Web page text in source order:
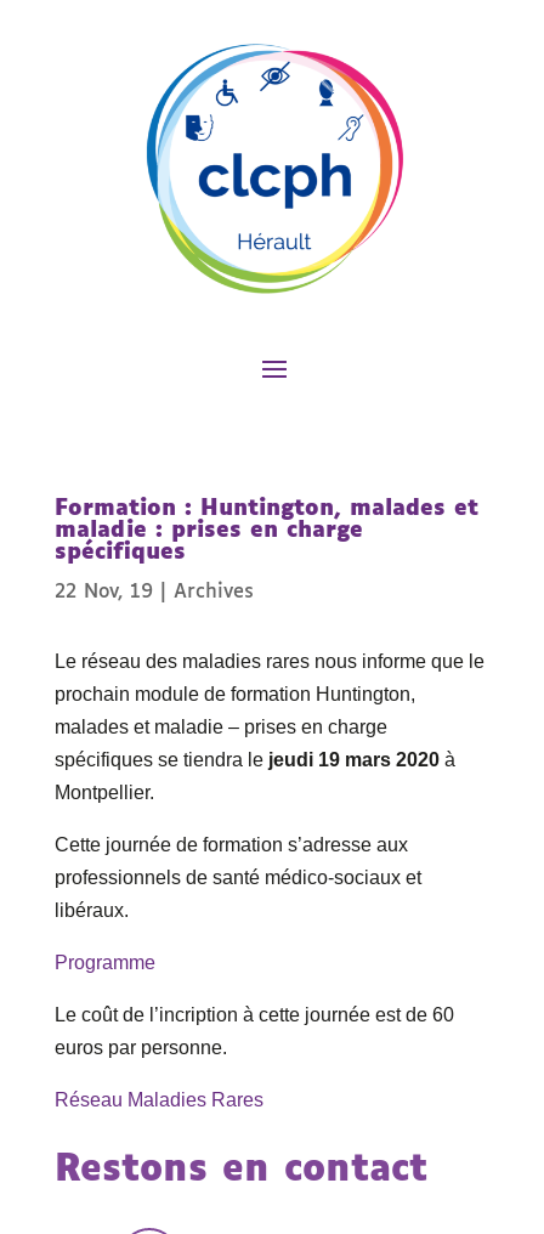
Formation : Huntington, malades et
maladie : prises en charge
spécifiques
22 Nov, 19| Archives
Le réseau des maladies rares nous informe que le
prochain module de formation Huntington,
malades et maladie – prises en charge
spécifiques se tiendra le jeudi 19 mars 2020à
Montpellier.
Cette journée de formation s’adresse aux
professionnels de santé médico-sociaux et
libéraux.
Programme
Le coût de l’incription à cette journée est de 60
euros par personne.
Réseau Maladies Rares
Restons en contact